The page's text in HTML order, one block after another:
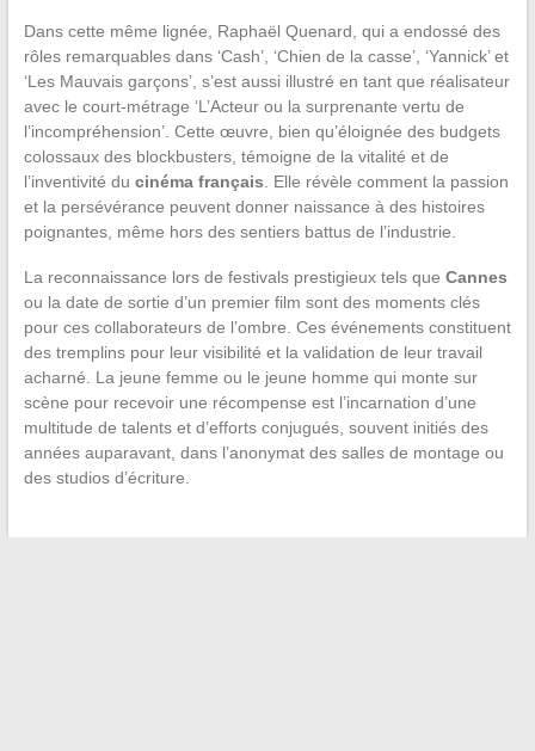
Dans cette même lignée, Raphaël Quenard, qui a endossé des
rôles remarquables dans ‘Cash’, ‘Chien de la casse’, ‘Yannick’ et
‘Les Mauvais garçons’, s’est aussi illustré en tant que réalisateur
avec le court-métrage ‘L’Acteur ou la surprenante vertu de
l’incompréhension’. Cette œuvre, bien qu’éloignée des budgets
colossaux des blockbusters, témoigne de la vitalité et de
l’inventivité du cinéma français . Elle révèle comment la passion
et la persévérance peuvent donner naissance à des histoires
poignantes, même hors des sentiers battus de l’industrie.
La reconnaissance lors de festivals prestigieux tels que Cannes
ou la date de sortie d’un premier film sont des moments clés
pour ces collaborateurs de l’ombre. Ces événements constituent
des tremplins pour leur visibilité et la validation de leur travail
acharné. La jeune femme ou le jeune homme qui monte sur
scène pour recevoir une récompense est l’incarnation d’une
multitude de talents et d’efforts conjugués, souvent initiés des
années auparavant, dans l’anonymat des salles de montage ou
des studios d’écriture.